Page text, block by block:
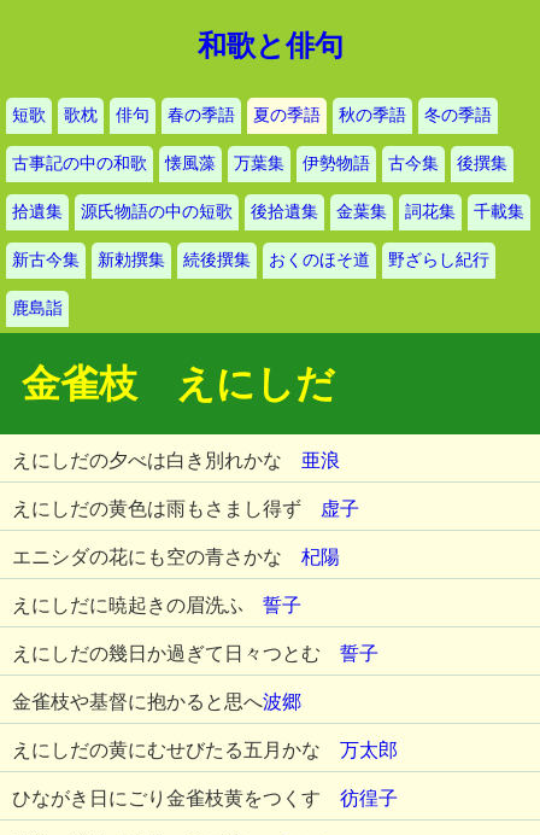
和歌と俳句
短歌 歌枕 俳句 春の季語 夏の季語 秋の季語 冬の季語
古事記の中の和歌 懐風藻 万葉集 伊勢物語 古今集 後撰集
拾遺集 源氏物語の中の短歌 後拾遺集 金葉集 詞花集 千載集
新古今集 新勅撰集 続後撰集 おくのほそ道 野ざらし紀行
鹿島詣
金雀枝 えにしだ
えにしだの夕べは白き別れかな 亜浪
えにしだの黄色は雨もさまし得ず 虚子
エニシダの花にも空の青さかな 杞陽
えにしだに暁起きの眉洗ふ 誓子
えにしだの幾日か過ぎて日々つとむ 誓子
金雀枝や基督に抱かると思へ波郷
えにしだの黄にむせびたる五月かな 万太郎
ひながき日にごり金雀枝黄をつくす 彷徨子